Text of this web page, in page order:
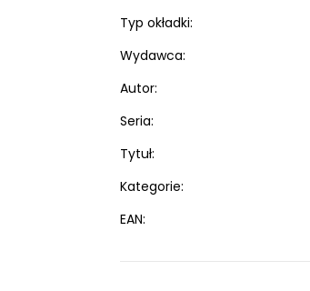
Typ okładki:
Wydawca:
Autor:
Seria:
Tytuł:
Kategorie:
EAN: